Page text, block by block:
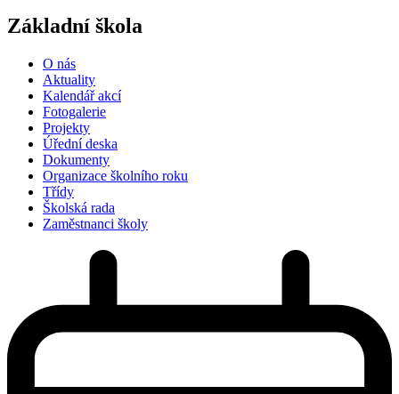
Základní škola
O nás
Aktuality
Kalendář akcí
Fotogalerie
Projekty
Úřední deska
Dokumenty
Organizace školního roku
Třídy
Školská rada
Zaměstnanci školy